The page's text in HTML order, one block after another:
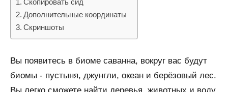
Скопировать сид
Дополнительные координаты
Скриншоты
Вы появитесь в биоме саванна, вокруг вас будут
биомы - пустыня, джунгли, океан и берёзовый лес.